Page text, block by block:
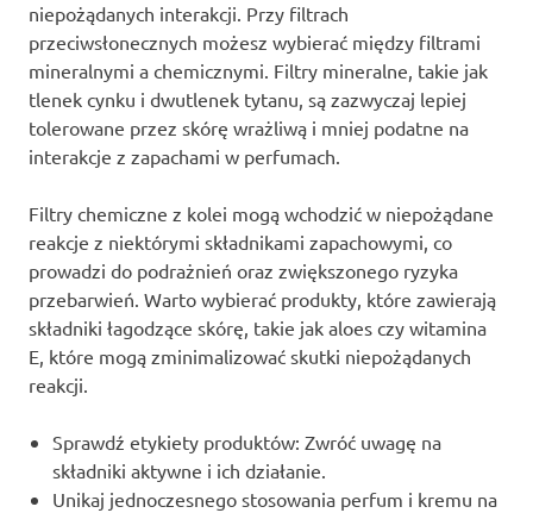
niepożądanych interakcji. Przy filtrach
przeciwsłonecznych możesz wybierać między filtrami
mineralnymi a chemicznymi. Filtry mineralne, takie jak
tlenek cynku i dwutlenek tytanu, są zazwyczaj lepiej
tolerowane przez skórę wrażliwą i mniej podatne na
interakcje z zapachami w perfumach.
Filtry chemiczne z kolei mogą wchodzić w niepożądane
reakcje z niektórymi składnikami zapachowymi, co
prowadzi do podrażnień oraz zwiększonego ryzyka
przebarwień. Warto wybierać produkty, które zawierają
składniki łagodzące skórę, takie jak aloes czy witamina
E, które mogą zminimalizować skutki niepożądanych
reakcji.
Sprawdź etykiety produktów: Zwróć uwagę na
składniki aktywne i ich działanie.
Unikaj jednoczesnego stosowania perfum i kremu na